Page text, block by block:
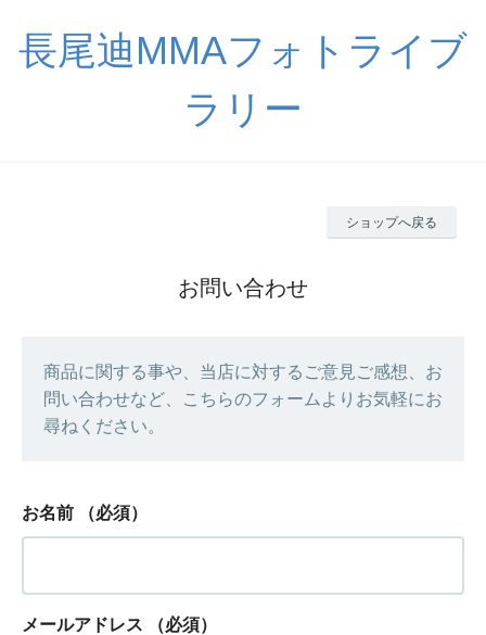
長尾迪MMAフォトライブ
ラリー
ショップへ戻る
お問い合わせ
商品に関する事や、当店に対するご意見ご感想、お
問い合わせなど、こちらのフォームよりお気軽にお
尋ねください。
お名前 （必須）
メールアドレス （必須）